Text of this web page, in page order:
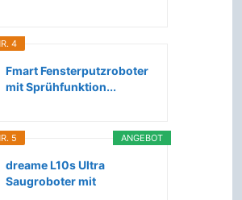
4
Fmart Fensterputzroboter
mit Sprühfunktion...
ANGEBOT
5
dreame L10s Ultra
Saugroboter mit